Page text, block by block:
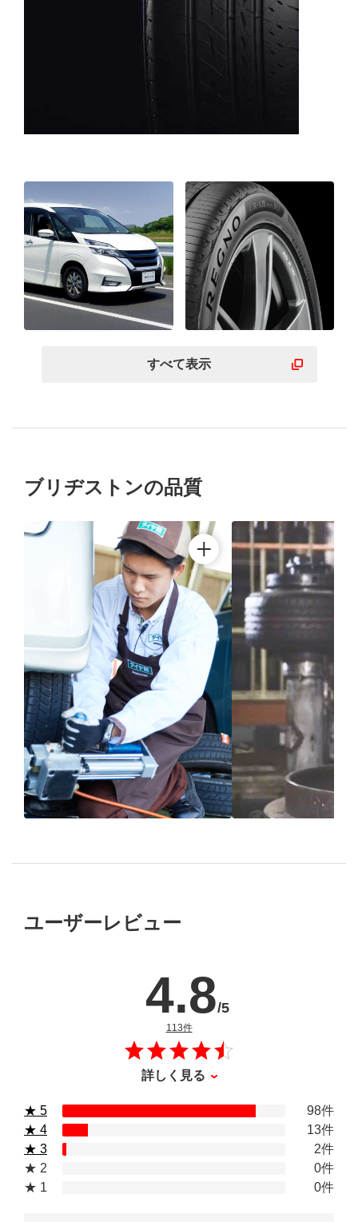
すべて表示
ブリヂストンの品質
ユーザーレビュー
113件のレビュー
4.8/5
詳しく見る
★ 5
98件
★ 4
13件
★ 3
2件
★ 2
0件
★ 1
0件